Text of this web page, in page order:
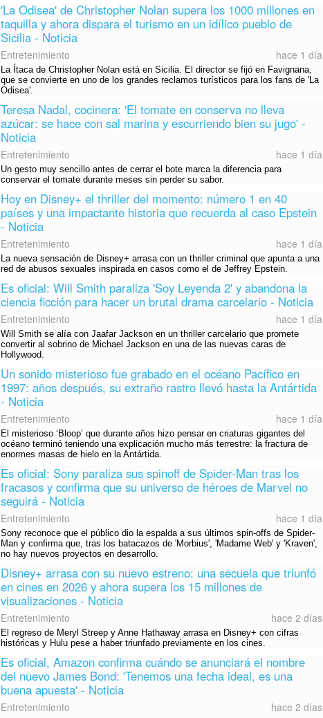
'La Odisea' de Christopher Nolan supera los 1000 millones en
taquilla y ahora dispara el turismo en un idílico pueblo de
Sicilia - Noticia
Entretenimiento hace 1 día
La Ítaca de Christopher Nolan está en Sicilia. El director se fijó en Favignana,
que se convierte en uno de los grandes reclamos turísticos para los fans de 'La
Odisea'.
Teresa Nadal, cocinera: 'El tomate en conserva no lleva
azúcar: se hace con sal marina y escurriendo bien su jugo' -
Noticia
Entretenimiento hace 1 día
Un gesto muy sencillo antes de cerrar el bote marca la diferencia para
conservar el tomate durante meses sin perder su sabor.
Hoy en Disney+ el thriller del momento: número 1 en 40
países y una impactante historia que recuerda al caso Epstein
- Noticia
Entretenimiento hace 1 día
La nueva sensación de Disney+ arrasa con un thriller criminal que apunta a una
red de abusos sexuales inspirada en casos como el de Jeffrey Epstein.
Es oficial: Will Smith paraliza 'Soy Leyenda 2' y abandona la
ciencia ficción para hacer un brutal drama carcelario - Noticia
Entretenimiento hace 1 día
Will Smith se alía con Jaafar Jackson en un thriller carcelario que promete
convertir al sobrino de Michael Jackson en una de las nuevas caras de
Hollywood.
Un sonido misterioso fue grabado en el océano Pacífico en
1997: años después, su extraño rastro llevó hasta la Antártida
- Noticia
Entretenimiento hace 1 día
El misterioso ‘Bloop’ que durante años hizo pensar en criaturas gigantes del
océano terminó teniendo una explicación mucho más terrestre: la fractura de
enormes masas de hielo en la Antártida.
Es oficial: Sony paraliza sus spinoff de Spider-Man tras los
fracasos y confirma que su universo de héroes de Marvel no
seguirá - Noticia
Entretenimiento hace 1 día
Sony reconoce que el público dio la espalda a sus últimos spin-offs de Spider-
Man y confirma que, tras los batacazos de 'Morbius', 'Madame Web' y 'Kraven',
no hay nuevos proyectos en desarrollo.
Disney+ arrasa con su nuevo estreno: una secuela que triunfó
en cines en 2026 y ahora supera los 15 millones de
visualizaciones - Noticia
Entretenimiento hace 2 días
El regreso de Meryl Streep y Anne Hathaway arrasa en Disney+ con cifras
históricas y Hulu pese a haber triunfado previamente en los cines.
Es oficial, Amazon confirma cuándo se anunciará el nombre
del nuevo James Bond: 'Tenemos una fecha ideal, es una
buena apuesta' - Noticia
Entretenimiento hace 2 días